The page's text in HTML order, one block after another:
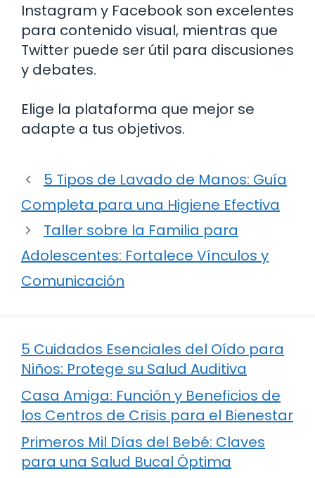
Instagram y Facebook son excelentes
para contenido visual, mientras que
Twitter puede ser útil para discusiones
y debates.
Elige la plataforma que mejor se
adapte a tus objetivos.
5 Tipos de Lavado de Manos: Guía
Completa para una Higiene Efectiva
Taller sobre la Familia para
Adolescentes: Fortalece Vínculos y
Comunicación
5 Cuidados Esenciales del Oído para
Niños: Protege su Salud Auditiva
Casa Amiga: Función y Beneficios de
los Centros de Crisis para el Bienestar
Primeros Mil Días del Bebé: Claves
para una Salud Bucal Óptima